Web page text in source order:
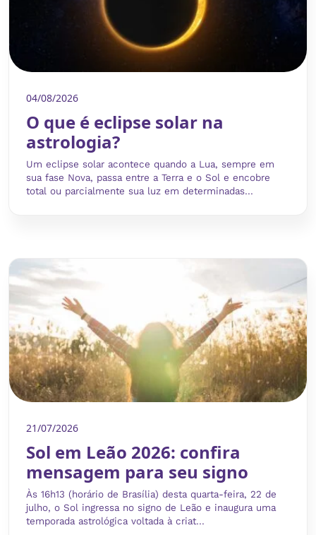
04/08/2026
O que é eclipse solar na
astrologia?
Um eclipse solar acontece quando a Lua, sempre em
sua fase Nova, passa entre a Terra e o Sol e encobre
total ou parcialmente sua luz em determinadas...
21/07/2026
Sol em Leão 2026: confira
mensagem para seu signo
Às 16h13 (horário de Brasília) desta quarta-feira, 22 de
julho, o Sol ingressa no signo de Leão e inaugura uma
temporada astrológica voltada à criat...